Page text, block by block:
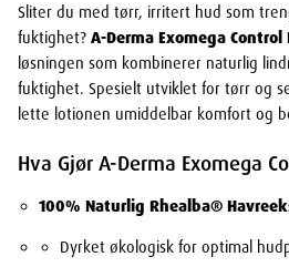
Sliter du med tørr, irritert hud som
fuktighet? A-Derma Exomega Control
løsningen som kombinerer naturlig
fuktighet. Spesielt utviklet for tørr og
lette lotionen umiddelbar komfort og
Hva Gjør A-Derma Exomega
100% Naturlig Rhealba®
Dyrket økologisk for optimal